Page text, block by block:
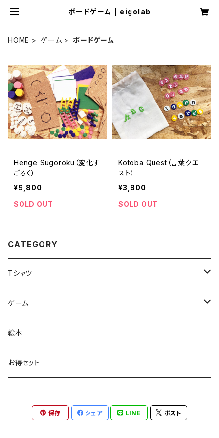
ボードゲーム | eigolab
HOME ゲーム ボードゲーム
Henge Sugoroku（変化す
ごろく）
¥9,800
SOLD OUT
Kotoba Quest（言葉クエ
スト）
¥3,800
SOLD OUT
CATEGORY
Tシャツ
アニマル
大人
子供
文字のみ
ゲーム
カードゲーム
ボードゲーム
絵本
お得セット
保存 シェア LINE ポスト